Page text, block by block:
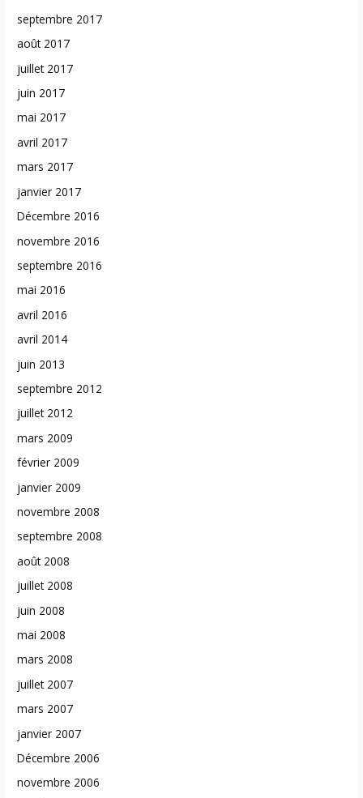
septembre 2017
août 2017
juillet 2017
juin 2017
mai 2017
avril 2017
mars 2017
janvier 2017
Décembre 2016
novembre 2016
septembre 2016
mai 2016
avril 2016
avril 2014
juin 2013
septembre 2012
juillet 2012
mars 2009
février 2009
janvier 2009
novembre 2008
septembre 2008
août 2008
juillet 2008
juin 2008
mai 2008
mars 2008
juillet 2007
mars 2007
janvier 2007
Décembre 2006
novembre 2006